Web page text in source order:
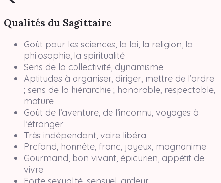
Qualités du Sagittaire
Goût pour les sciences, la loi, la religion, la
philosophie, la spiritualité
Sens de la collectivité, dynamisme
Aptitudes à organiser, diriger, mettre de l’ordre
; sens de la hiérarchie ; honorable, respectable,
mature
Goût de l’aventure, de l’inconnu, voyages à
l’étranger
Très indépendant, voire libéral
Profond, honnête, franc, joyeux, magnanime
Gourmand, bon vivant, épicurien, appétit de
vivre